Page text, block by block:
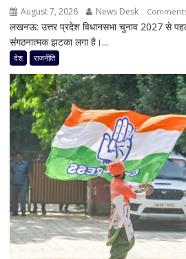
August 7, 2026 News Desk
लखनऊ: उत्तर प्रदेश विधानसभा चुनाव 2027 से
संगठनात्मक झटका लगा है।...
देश राजनीति